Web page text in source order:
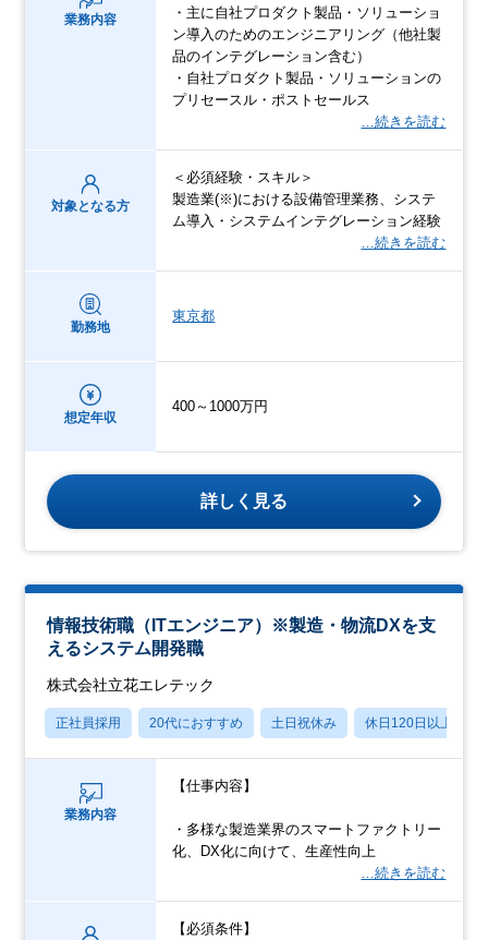
業務内容
・主に自社プロダクト製品・ソリューショ
ン導入のためのエンジニアリング（他社製
品のインテグレーション含む）
・自社プロダクト製品・ソリューションの
プリセースル・ポストセールス
…続きを読む
対象となる方
＜必須経験・スキル＞
製造業(※)における設備管理業務、システ
ム導入・システムインテグレーション経験
…続きを読む
勤務地
東京都
想定年収
400～1000万円
詳しく見る
情報技術職（ITエンジニア）※製造・物流DXを支
えるシステム開発職
株式会社立花エレテック
正社員採用 20代におすすめ 土日祝休み 休日120日以上
業務内容
【仕事内容】
・多様な製造業界のスマートファクトリー
化、DX化に向けて、生産性向上
…続きを読む
【必須条件】